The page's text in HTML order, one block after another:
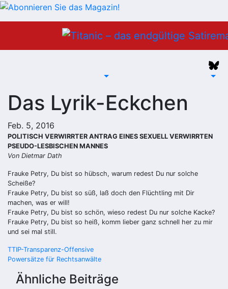
Das Lyrik-Eckchen
Feb. 5, 2016
POLITISCH VERWIRRTER ANTRAG EINES SEXUELL VERWIRRTEN
PSEUDO-LESBISCHEN MANNES
Von Dietmar Dath
Frauke Petry, Du bist so hübsch, warum redest Du nur solche
Scheiße?
Frauke Petry, Du bist so süß, laß doch den Flüchtling mit Dir
machen, was er will!
Frauke Petry, Du bist so schön, wieso redest Du nur solche Kacke?
Frauke Petry, Du bist so heiß, komm lieber ganz schnell her zu mir
und sei mal still.
Beitragsnavigation
TTIP-Transparenz-Offensive
Powersätze für Rechtsanwälte
Ähnliche Beiträge